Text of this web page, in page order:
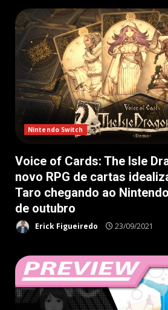
Nintendo Switch
Voice of Cards: The Isle
novo RPG de cartas
Taro chegando ao
de outubro
Erick Figueiredo 23/09/2021